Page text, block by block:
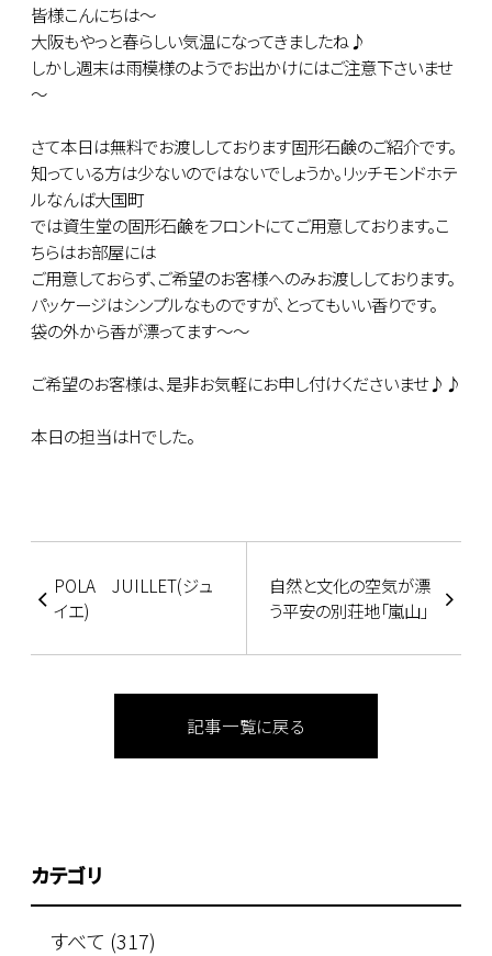
皆様こんにちは～
大阪もやっと春らしい気温になってきましたね♪
しかし週末は雨模様のようでお出かけにはご注意下さいませ
～
さて本日は無料でお渡ししております固形石鹸のご紹介です。
知っている方は少ないのではないでしょうか。リッチモンドホテ
ルなんば大国町
では資生堂の固形石鹸をフロントにてご用意しております。こ
ちらはお部屋には
ご用意しておらず、ご希望のお客様へのみお渡ししております。
パッケージはシンプルなものですが、とってもいい香りです。
袋の外から香が漂ってます～～
ご希望のお客様は、是非お気軽にお申し付けくださいませ♪♪
本日の担当はHでした。
POLA JUILLET(ジュ
イエ)
自然と文化の空気が漂
う平安の別荘地「嵐山」
記事一覧に戻る
カテゴリ
すべて (317)